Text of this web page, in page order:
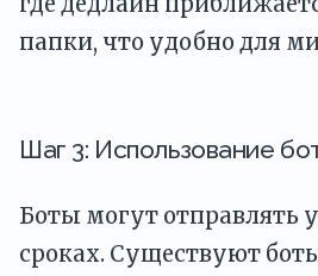
папки, что удобно для
Шаг 3: Использование
Боты могут
сроках. Существуют